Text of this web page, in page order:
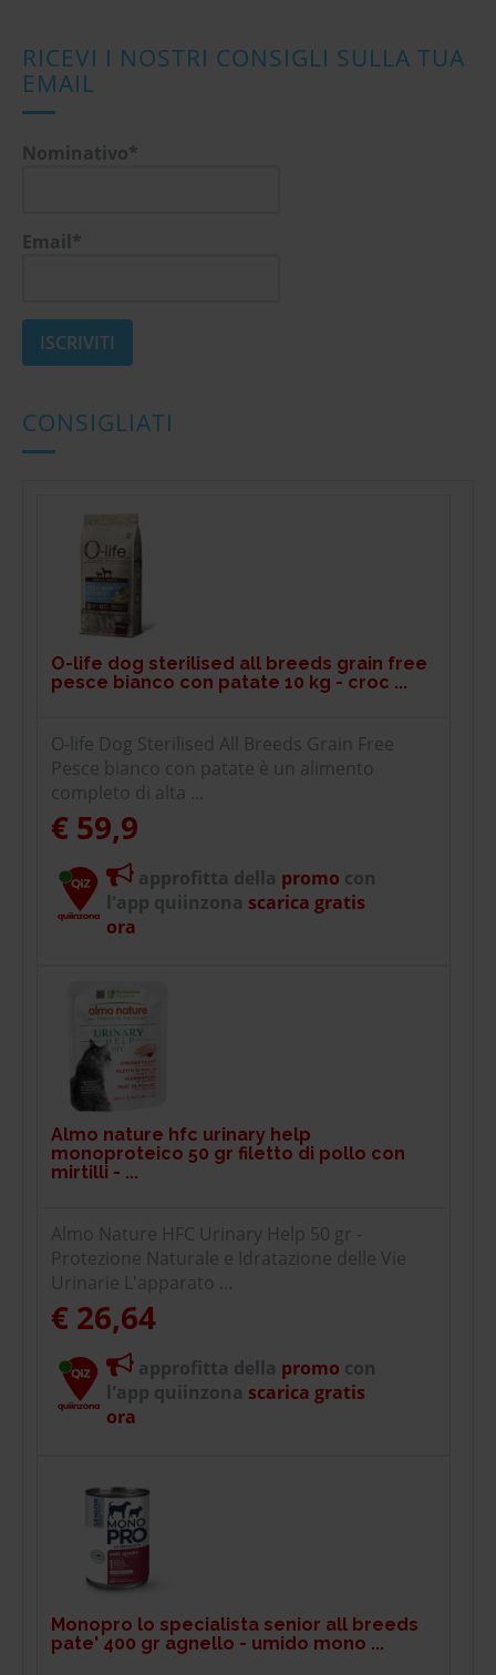
RICEVI I NOSTRI CONSIGLI SULLA TUA
EMAIL
Nominativo*
Email*
CONSIGLIATI
O-life dog sterilised all breeds grain free
pesce bianco con patate 10 kg - croc ...
O-life Dog Sterilised All Breeds Grain Free
Pesce bianco con patate è un alimento
completo di alta ...
€ 59,9
approfitta della promo con
l'app quiinzona scarica gratis
ora
Almo nature hfc urinary help
monoproteico 50 gr filetto di pollo con
mirtilli - ...
Almo Nature HFC Urinary Help 50 gr -
Protezione Naturale e Idratazione delle Vie
Urinarie L'apparato ...
€ 26,64
approfitta della promo con
l'app quiinzona scarica gratis
ora
Monopro lo specialista senior all breeds
pate' 400 gr agnello - umido mono ...